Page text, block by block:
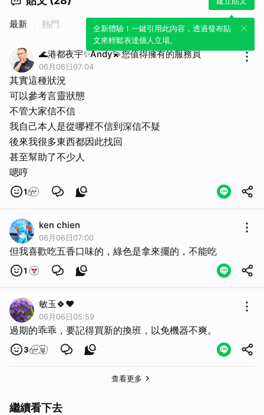
全新體驗！一鍵引用此內容，透過發布貼
文來輕鬆表達個人立場。
最新 熱門
🌊港都夜宇✨Andy💫您值得擁有的服務員
06月06日07:04
其實這種狀況
可以參考言靈狀態
不管大家信不信
我自己本人是從哪裡不信到深信不疑
後來我很多東西都因此找回
甚至幫助了不少人
嗯哼
1
ken chien
06月06日07:00
但我喜歡吃五香口味的，綠色是拿來擺的，不能吃
1
敏玉🍀♥️
06月06日05:59
過期的乖乖，要記得買新的換班，以免機器不爽。
3
查看更多
繼續看下去